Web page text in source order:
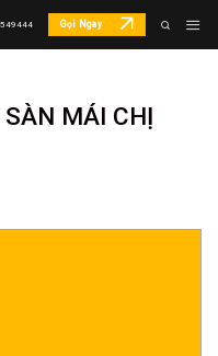
Gọi Ngay
MÁI CHỊ